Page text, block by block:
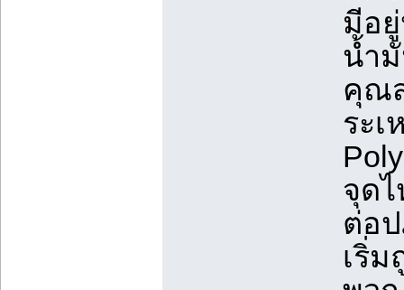
มีอ
น้ำ
คุณ
ระ
จุด
ต่อ
เริ่